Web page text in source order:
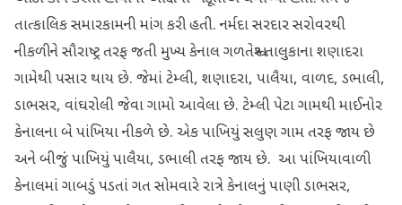
તાત્કાલિક સમારકામની માંગ કરી હતી. નર્મદા સરદાર સરોવરથી
નીકળીને સૌરાષ્ટ્ર તરફ જતી મુખ્ય કેનાલ ગળતેશ્વર તાલુકાના શણાદરા
ગામેથી પસાર થાય છે. જેમાં ટેમ્લી, શણાદરા, પાલૈયા, વાળદ, ડભાલી,
ડાભસર, વાંઘરોલી જેવા ગામો આવેલા છે. ટેમ્લી પેટા ગામથી માઈનોર
કેનાલના બે પાંખિયા નીકળે છે. એક પાખિયું સલુણ ગામ તરફ જાય છે
અને બીજું પાખિયું પાલૈયા, ડભાલી તરફ જાય છે. આ પાંખિયાવાળી
કેનાલમાં ગાબડું પડતાં ગત સોમવારે રાત્રે કેનાલનું પાણી ડાભસર,